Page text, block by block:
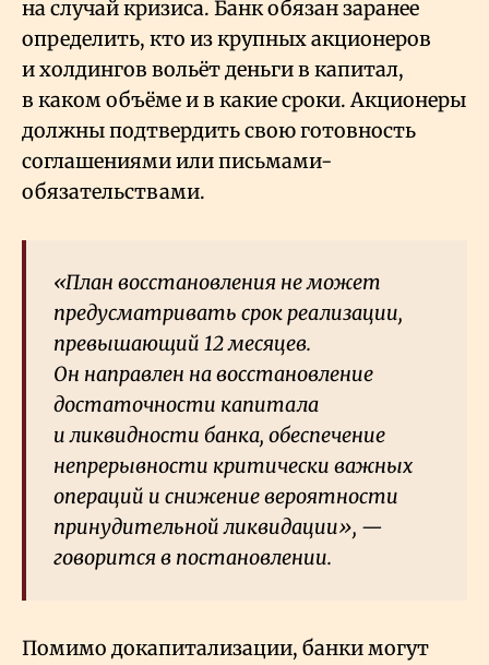
на случай кризиса. Банк обязан заранее
определить, кто из крупных акционеров
и холдингов вольёт деньги в капитал,
в каком объёме и в какие сроки. Акционеры
должны подтвердить свою готовность
соглашениями или письмами-
обязательствами.
«План восстановления не может
предусматривать срок реализации,
превышающий 12 месяцев.
Он направлен на восстановление
достаточности капитала
и ликвидности банка, обеспечение
непрерывности критически важных
операций и снижение вероятности
принудительной ликвидации», —
говорится в постановлении.
Помимо докапитализации, банки могут